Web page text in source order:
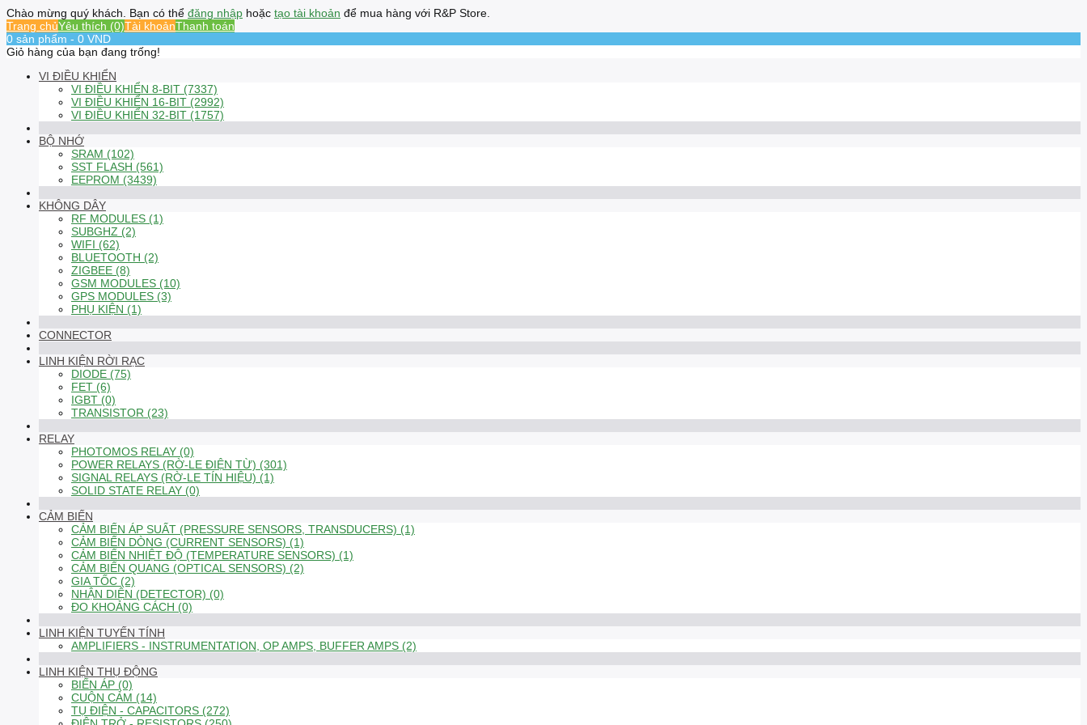
Chào mừng quý khách. Bạn có thể đăng nhập hoặc tạo tài khoản để mua hàng với R&P Store.
Trang chủYêu thích (0)Tài khoảnThanh toán
0 sản phẩm - 0 VND
Giỏ hàng của bạn đang trống!
VI ĐIỀU KHIỂN
VI ĐIỀU KHIỂN 8-BIT (7337)
VI ĐIỀU KHIỂN 16-BIT (2992)
VI ĐIỀU KHIỂN 32-BIT (1757)
BỘ NHỚ
SRAM (102)
SST FLASH (561)
EEPROM (3439)
KHÔNG DÂY
RF MODULES (1)
SUBGHZ (2)
WIFI (62)
BLUETOOTH (2)
ZIGBEE (8)
GSM MODULES (10)
GPS MODULES (3)
PHỤ KIỆN (1)
CONNECTOR
LINH KIỆN RỜI RẠC
DIODE (75)
FET (6)
IGBT (0)
TRANSISTOR (23)
RELAY
PHOTOMOS RELAY (0)
POWER RELAYS (RỜ-LE ĐIỆN TỪ) (301)
SIGNAL RELAYS (RỜ-LE TÍN HIỆU) (1)
SOLID STATE RELAY (0)
CẢM BIẾN
CẢM BIẾN ÁP SUẤT (PRESSURE SENSORS, TRANSDUCERS) (1)
CẢM BIẾN DÒNG (CURRENT SENSORS) (1)
CẢM BIẾN NHIỆT ĐỘ (TEMPERATURE SENSORS) (1)
CẢM BIẾN QUANG (OPTICAL SENSORS) (2)
GIA TỐC (2)
NHẬN DIỆN (DETECTOR) (0)
ĐO KHOẢNG CÁCH (0)
LINH KIỆN TUYẾN TÍNH
AMPLIFIERS - INSTRUMENTATION, OP AMPS, BUFFER AMPS (2)
LINH KIỆN THỤ ĐỘNG
BIẾN ÁP (0)
CUỘN CẢM (14)
TỤ ĐIỆN - CAPACITORS (272)